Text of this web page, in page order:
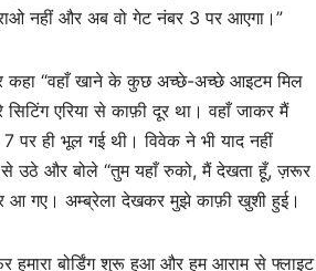
नहीं और अब वो गेट नंबर 3 पर आएगा।”
कहा “वहाँ खाने के कुछ अच्छे-अच्छे आइटम मिल
एरिया से काफ़ी दूर था। वहाँ जाकर मैं
पर ही भूल गई थी। विवेक ने भी याद नहीं
से उठे और बोले “तुम यहाँ रुको, मैं देखता हूँ, ज़रूर
आ गए। अम्ब्रेला देखकर मुझे काफ़ी खुशी हुई।
बोर्डिंग शुरू हुआ और हम आराम से फ्लाइट